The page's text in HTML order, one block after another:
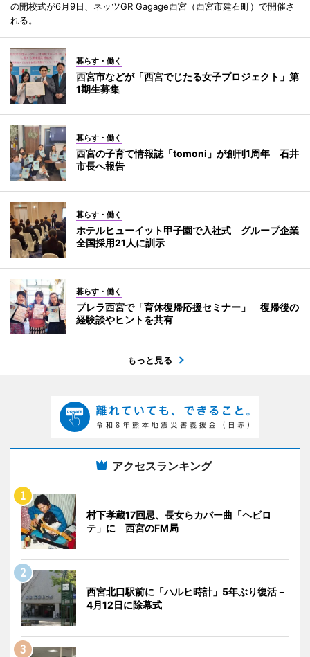
の開校式が6月9日、ネッツGR Gagage西宮（西宮市建石町）で開催さ
れる。
暮らす・働く
西宮市などが「西宮でじたる女子プロジェクト」第
1期生募集
暮らす・働く
西宮の子育て情報誌「tomoni」が創刊1周年 石井
市長へ報告
暮らす・働く
ホテルヒューイット甲子園で入社式 グループ企業
全国採用21人に訓示
暮らす・働く
プレラ西宮で「育休復帰応援セミナー」 復帰後の
経験談やヒントを共有
もっと見る
アクセスランキング
村下孝蔵17回忌、長女らカバー曲「ヘビロ
テ」に 西宮のFM局
西宮北口駅前に「ハルヒ時計」5年ぶり復活－
4月12日に除幕式